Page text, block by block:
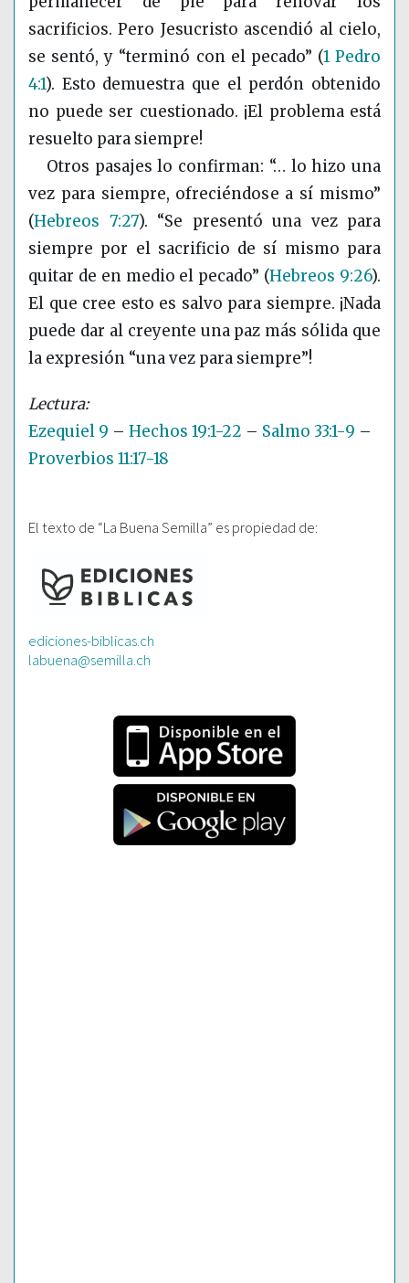
sacrificios. Pero Jesucristo ascendió al cielo,
se sentó, y “terminó con el pecado” (1 Pedro
4:1). Esto demuestra que el perdón obtenido
no puede ser cuestionado. ¡El problema está
resuelto para siempre!
Otros pasajes lo confirman: “… lo hizo una
vez para siempre, ofreciéndose a sí mismo”
(Hebreos 7:27). “Se presentó una vez para
siempre por el sacrificio de sí mismo para
quitar de en medio el pecado” (Hebreos 9:26).
El que cree esto es salvo para siempre. ¡Nada
puede dar al creyente una paz más sólida que
la expresión “una vez para siempre”!
Ezequiel 9 – Hechos 19:1-22 – Salmo 33:1-9 –
Proverbios 11:17-18
El texto de “La Buena Semilla” es propiedad de:
ediciones-biblicas.ch
labuena@semilla.ch